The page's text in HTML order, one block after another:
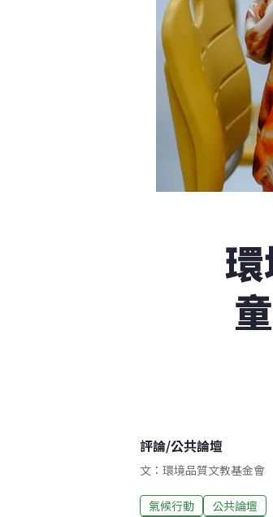
評論/公共論壇
文：環境品質文教基金會
氣候行動
公共論壇